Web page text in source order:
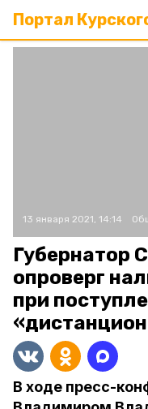
Портал
13 января 2021, 14:14
Губернатор
опроверг
при
В ходе пресс-